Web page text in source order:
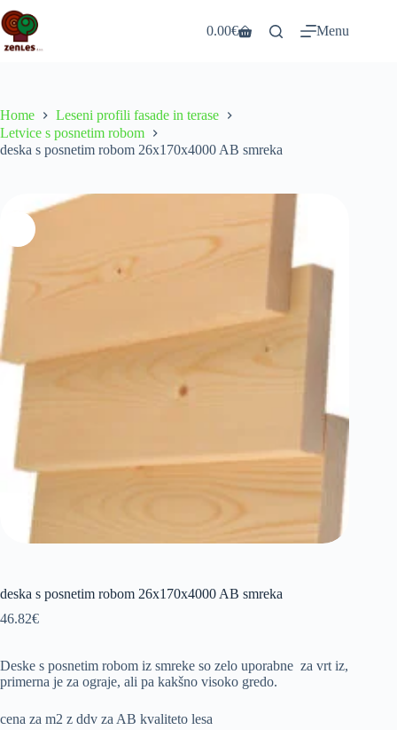
Skip
to
content
Shopping
0.00€ Menu
Home
Leseni profili fasade in terase
Letvice s posnetim robom
deska s posnetim robom 26x170x4000 AB smreka
deska s posnetim robom 26x170x4000 AB smreka
46.82€
Deske s posnetim robom iz smreke so zelo uporabne za vrt iz,
primerna je za ograje, ali pa kakšno visoko gredo.
cena za m2 z ddv za AB kvaliteto lesa